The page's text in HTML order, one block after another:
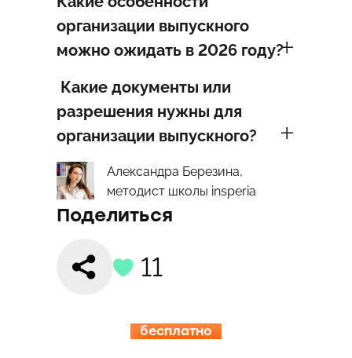
организации выпускного
можно ожидать в 2026 году?
Какие документы или
разрешения нужны для
организации выпускного?
Александра Березина,
методист школы insperia
Поделиться
11
бесплатно